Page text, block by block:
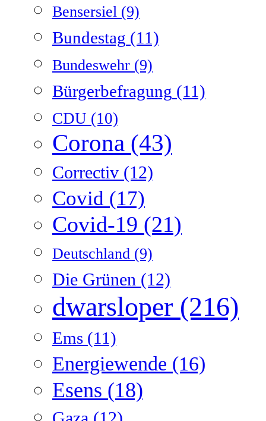
Bensersiel (9)
Bundestag (11)
Bundeswehr (9)
Bürgerbefragung (11)
CDU (10)
Corona (43)
Correctiv (12)
Covid (17)
Covid-19 (21)
Deutschland (9)
Die Grünen (12)
dwarsloper (216)
Ems (11)
Energiewende (16)
Esens (18)